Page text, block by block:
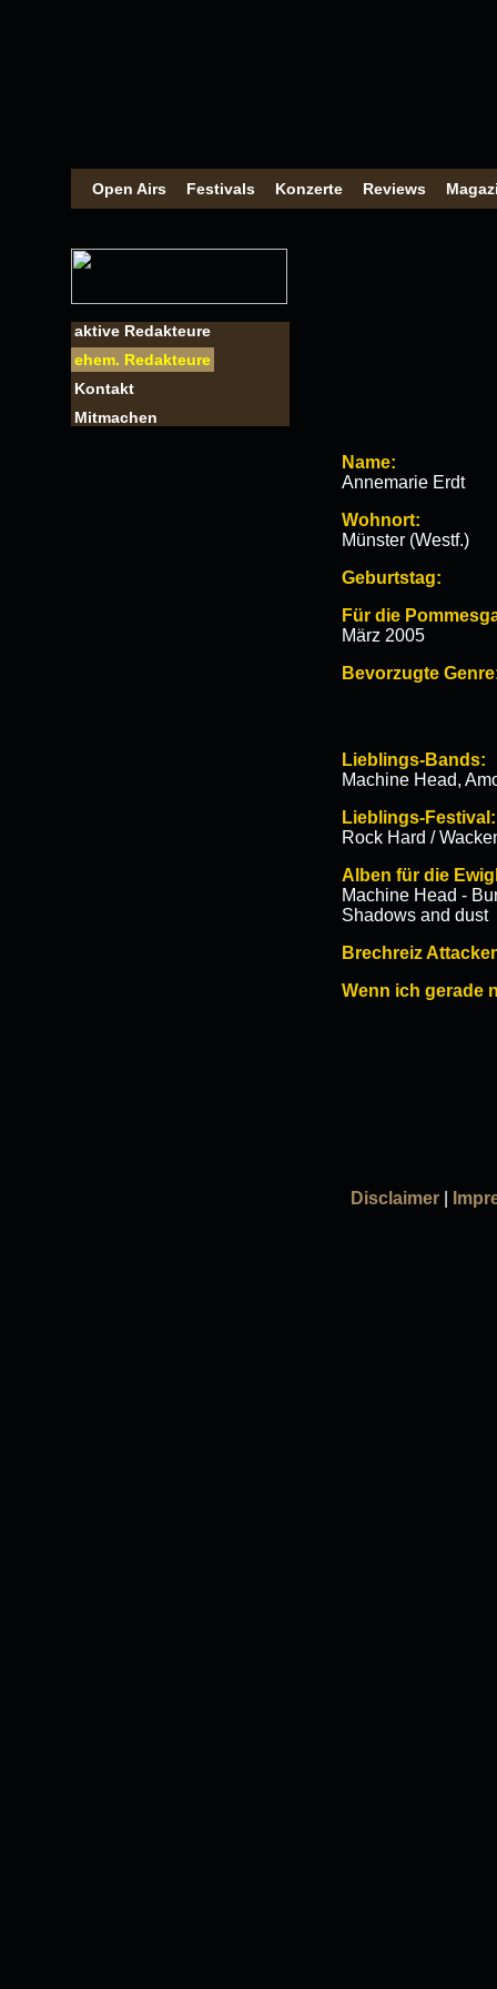
Open Airs Festivals Konzerte Reviews
aktive Redakteure
ehem. Redakteure
Kontakt
Mitmachen
Name:
Annemarie Erdt
Wohnort:
Münster (Westf.)
Geburtstag:
Für die
März 2005
Bevorzugte
Lieblings-Bands:
Machine Head,
Lieblings-Festival:
Rock Hard /
Alben für die
Machine Head -
Shadows and dust
Brechreiz
Wenn ich gerade
Disclaimer|